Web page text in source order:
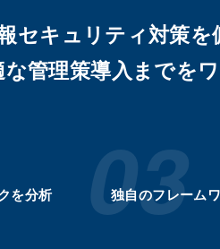
セキュリティ対策を
な管理策導入までを
を分析 独自のフレーム